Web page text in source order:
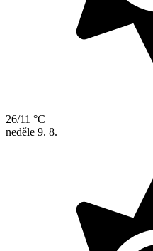
26/11 °C
neděle 9. 8.